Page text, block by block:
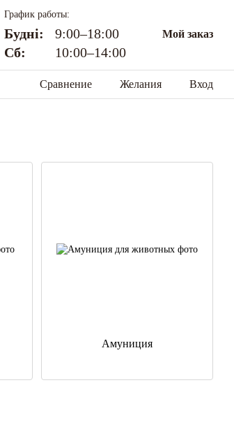
График работы:
Будні:
9:00–18:00
Сб:
10:00–14:00
Мой заказ
Сравнение Желания Вход
Амуниция